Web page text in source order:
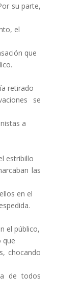
su parte,
el
que
retirado
se
a
estribillo
las
en el
el público,
que
chocando
de todos